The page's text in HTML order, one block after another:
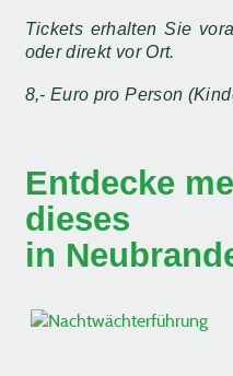
Tickets erhalten Sie
oder direkt vor Ort.
8,- Euro pro Person
Entdecke
dieses
in